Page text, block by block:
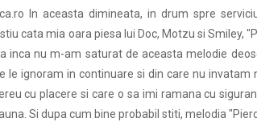
In aceasta dimineata, in drum spre
cata mia oara piesa lui Doc, Motzu si Smiley,
inca nu m-am saturat de aceasta melodie
le ignoram in continuare si din care nu invatam
cu placere si care o sa imi ramana cu
Si dupa cum bine probabil stiti, melodia